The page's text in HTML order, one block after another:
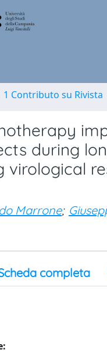
1 Contributo su Rivista
during
virological
Marrone;
completa